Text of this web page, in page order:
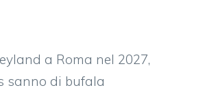
a Roma nel 2027,
sanno di bufala